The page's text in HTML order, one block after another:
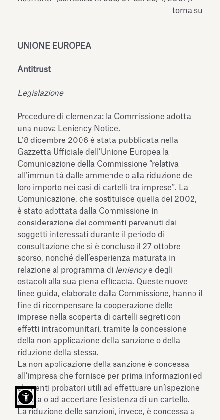
torna su
UNIONE EUROPEA
Antitrust
Legislazione
Procedure di clemenza: la Commissione adotta
una nuova Leniency Notice.
L’8 dicembre 2006 è stata pubblicata nella
Gazzetta Ufficiale dell’Unione Europea la
Comunicazione della Commissione “relativa
all’immunità dalle ammende o alla riduzione del
loro importo nei casi di cartelli tra imprese”. La
Comunicazione, che sostituisce quella del 2002,
è stato adottata dalla Commissione in
considerazione dei commenti pervenuti dai
soggetti interessati durante il periodo di
consultazione che si è concluso il 27 ottobre
scorso, nonché dell’esperienza maturata in
relazione al programma di leniencye degli
ostacoli alla sua piena efficacia. Queste nuove
linee guida, elaborate dalla Commissione, hanno il
fine di ricompensare la cooperazione delle
imprese nella scoperta di cartelli segreti con
effetti intracomunitari, tramite la concessione
della non applicazione della sanzione o della
riduzione della stessa.
La non applicazione della sanzione è concessa
all’impresa che fornisce per prima informazioni ed
elementi probatori utili ad effettuare un’ispezione
mirata o ad accertare l’esistenza di un cartello.
La riduzione delle sanzioni, invece, è concessa a